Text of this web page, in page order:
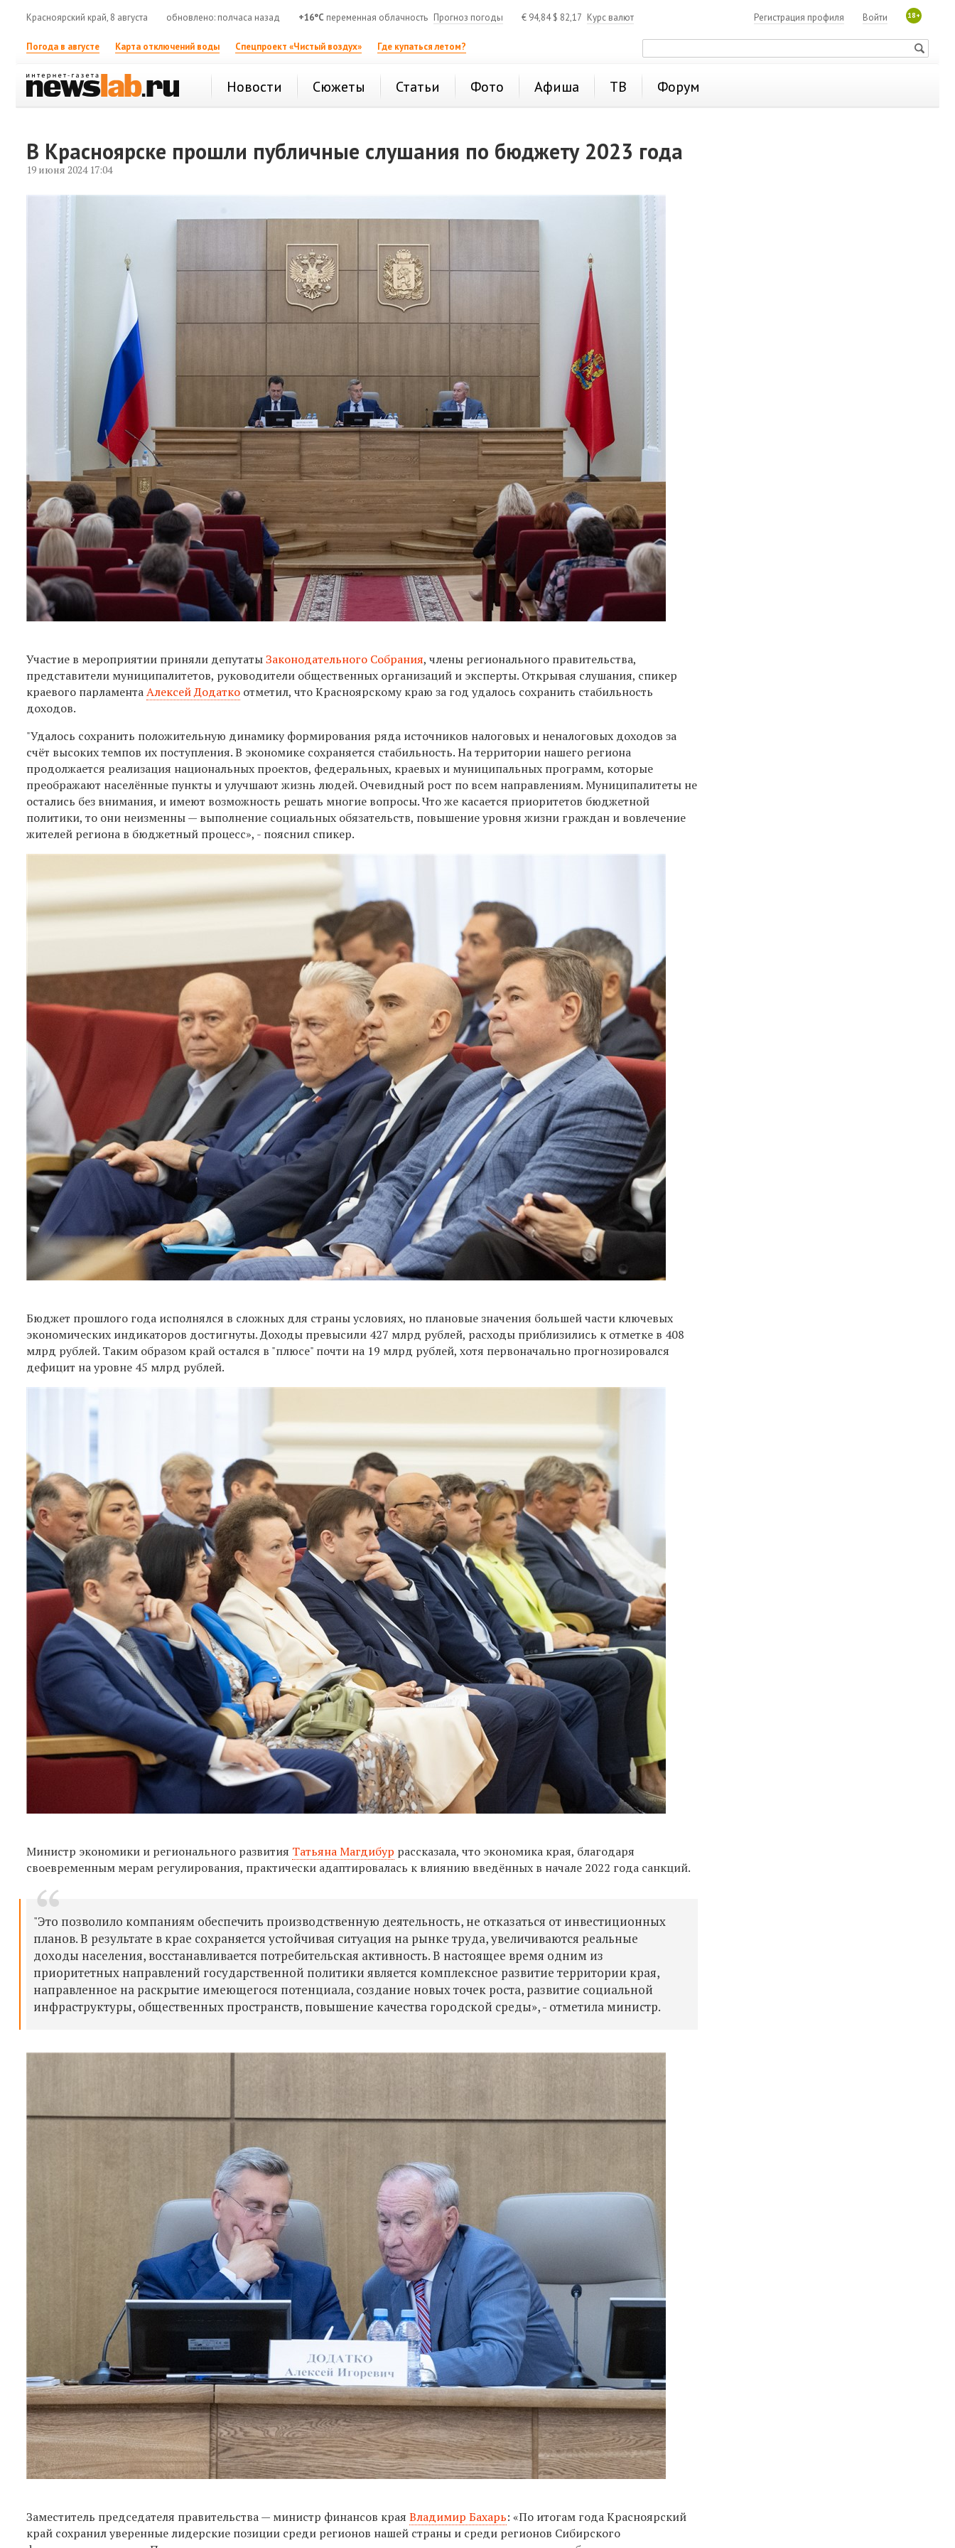
Красноярский край, 8 августа обновлено: полчаса назад +16°C переменная облачность Прогноз погоды € 94,84$ 82,17 Курс валют 18+
Войти
Регистрация профиля
Погода в августе Карта отключений воды Спецпроект «Чистый воздух» Где купаться летом?
Новости Сюжеты Статьи Фото Афиша ТВ Форум
В Красноярске прошли публичные слушания по бюджету 2023 года
19 июня 2024 17:04
Участие в мероприятии приняли депутатыЗаконодательного Собрания, члены регионального правительства,
представители муниципалитетов, руководители общественных организаций и эксперты. Открывая слушания, спикер
краевого парламентаАлексей Додатко отметил, что Красноярскому краю за год удалось сохранить стабильность
доходов.
"Удалось сохранить положительную динамику формирования ряда источников налоговых и неналоговых доходов за
счёт высоких темпов их поступления. В экономике сохраняется стабильность. На территории нашего региона
продолжается реализация национальных проектов, федеральных, краевых и муниципальных программ, которые
преображают населённые пункты и улучшают жизнь людей. Очевидный рост по всем направлениям. Муниципалитеты не
остались без внимания, и имеют возможность решать многие вопросы. Что же касается приоритетов бюджетной
политики, то они неизменны — выполнение социальных обязательств, повышение уровня жизни граждан и вовлечение
жителей региона в бюджетный процесс», - пояснил спикер.
Бюджет прошлого года исполнялся в сложных для страны условиях, но плановые значения большей части ключевых
экономических индикаторов достигнуты. Доходы превысили 427 млрд рублей, расходы приблизились к отметке в 408
млрд рублей. Таким образом край остался в "плюсе" почти на 19 млрд рублей, хотя первоначально прогнозировался
дефицит на уровне 45 млрд рублей.
Министр экономики и регионального развития Татьяна Магдибур рассказала, что экономика края, благодаря
своевременным мерам регулирования, практически адаптировалась к влиянию введённых в начале 2022 года санкций.
"Это позволило компаниям обеспечить производственную деятельность, не отказаться от инвестиционных
планов. В результате в крае сохраняется устойчивая ситуация на рынке труда, увеличиваются реальные
доходы населения, восстанавливается потребительская активность. В настоящее время одним из
приоритетных направлений государственной политики является комплексное развитие территории края,
направленное на раскрытие имеющегося потенциала, создание новых точек роста, развитие социальной
инфраструктуры, общественных пространств, повышение качества городской среды», - отметила министр.
Заместитель председателя правительства — министр финансов края Владимир Бахарь: «По итогам года Красноярский
край сохранил уверенные лидерские позиции среди регионов нашей страны и среди регионов Сибирского